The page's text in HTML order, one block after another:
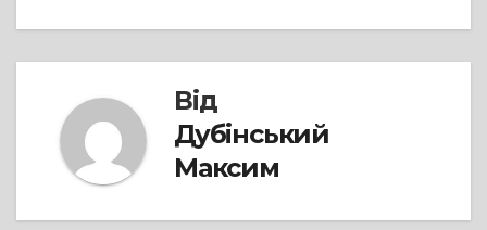
Від
Дубінський
Максим